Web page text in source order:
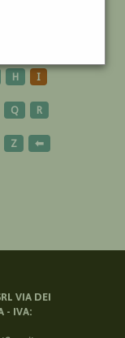
H I
Q R
Z ⬅
VIA DEI
- IVA: